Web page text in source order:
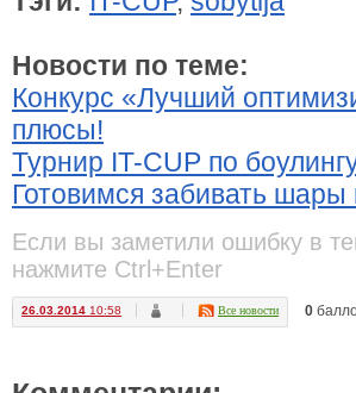
Новости по теме:
Конкурс «Лучший
плюсы!
Турнир IT-CUP по
Готовимся забивать
Если вы заметили ошибку в
нажмите Ctrl+Enter
26.03.2014 10:58 Все новости 0